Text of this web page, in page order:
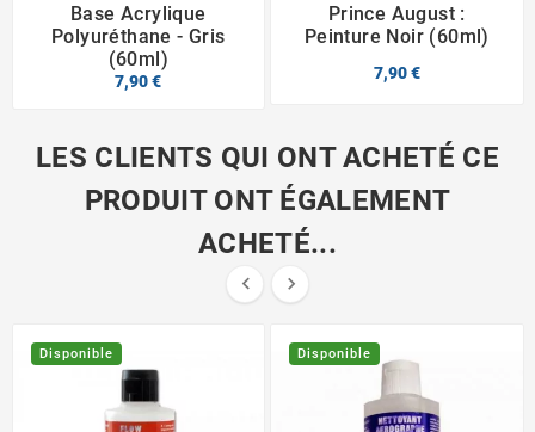
Base Acrylique
Polyuréthane - Gris
(60ml)
7,90 €
Prince August :
Peinture Noir (60ml)
7,90 €
LES CLIENTS QUI ONT ACHETÉ CE
PRODUIT ONT ÉGALEMENT
ACHETÉ...
 
Disponible Disponible